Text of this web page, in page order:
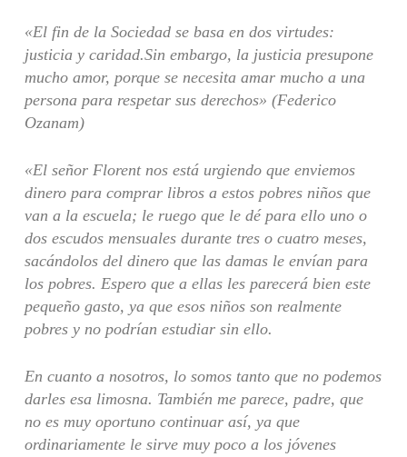
«El fin de la Sociedad se basa en dos virtudes:
justicia y caridad.Sin embargo, la justicia presupone
mucho amor, porque se necesita amar mucho a una
persona para respetar sus derechos» (Federico
Ozanam)
«El señor Florent nos está urgiendo que enviemos
dinero para comprar libros a estos pobres niños que
van a la escuela; le ruego que le dé para ello uno o
dos escudos mensuales durante tres o cuatro meses,
sacándolos del dinero que las damas le envían para
los pobres. Espero que a ellas les parecerá bien este
pequeño gasto, ya que esos niños son realmente
pobres y no podrían estudiar sin ello.
En cuanto a nosotros, lo somos tanto que no podemos
darles esa limosna. También me parece, padre, que
no es muy oportuno continuar así, ya que
ordinariamente le sirve muy poco a los jóvenes